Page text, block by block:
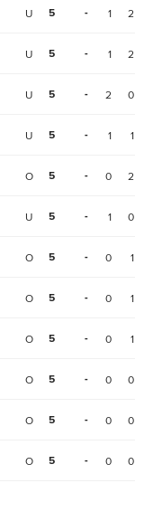
U 5 - 1 2
U 5 - 1 2
U 5 - 2 0
U 5 - 1 1
O 5 - 0 2
U 5 - 1 0
O 5 - 0 1
O 5 - 0 1
O 5 - 0 1
O 5 - 0 0
O 5 - 0 0
O 5 - 0 0